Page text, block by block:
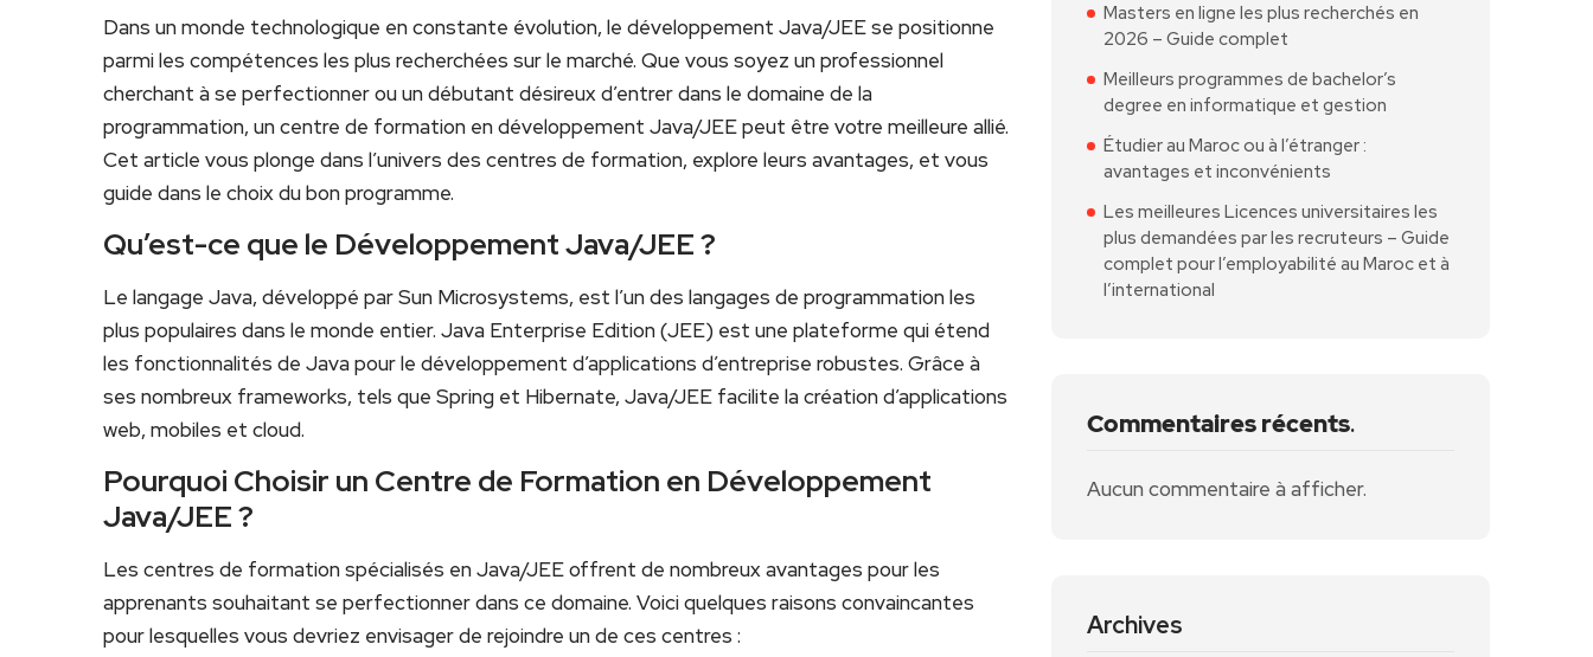
Dans un monde technologique en constante évolution, le développement Java/JEE se ‍positionne
parmi les compétences⁤ les plus recherchées sur le marché.​ Que vous soyez un professionnel
cherchant à se ​perfectionner ⁣ou ⁤un débutant désireux d’entrer dans le domaine de la
programmation, un ‍centre de formation en développement Java/JEE peut être votre meilleure allié.
Cet article vous plonge dans l’univers des centres de formation, ​explore leurs avantages, et vous
guide dans le choix du bon programme.
Qu’est-ce que le Développement Java/JEE ?
Le langage Java, développé par Sun Microsystems, ⁢est l’un des langages de ⁣programmation les
plus populaires dans le monde entier. Java Enterprise Edition ⁤(JEE) est une plateforme qui étend
les fonctionnalités de Java pour le développement d’applications ‌d’entreprise robustes. Grâce à
ses nombreux frameworks, tels que Spring et Hibernate, Java/JEE facilite la création d’applications
web, mobiles et cloud.
Pourquoi Choisir un Centre de Formation en Développement
Java/JEE ?
Les centres de formation spécialisés en Java/JEE offrent de⁢ nombreux avantages pour les
apprenants‌ souhaitant se perfectionner dans ce domaine. Voici quelques raisons convaincantes
pour lesquelles⁣ vous⁢ devriez envisager de rejoindre un de‍ ces ​centres :
Masters en ligne les plus recherchés en
2026 – Guide complet
Meilleurs programmes de bachelor’s
degree en informatique et gestion
Étudier au Maroc ou à l’étranger :
avantages et inconvénients
Les meilleures Licences universitaires les
plus demandées par les recruteurs – Guide
complet pour l’employabilité au Maroc et à
l’international
Commentaires récents.
Aucun commentaire à afficher.
Archives